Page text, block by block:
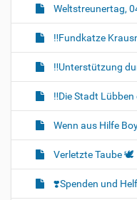
Weltstreunertag,
‼️Fundkatze
‼️Unterstützung
‼️Die Stadt
Wenn aus Hilfe
Verletzte Taube 🕊
❣️Spenden und